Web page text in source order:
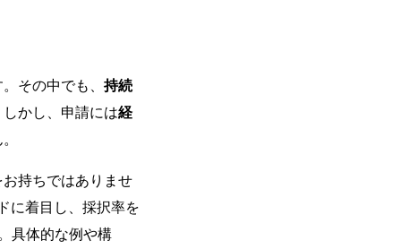
その中でも、 持続
かし、申請には経
持ちではありませ
に着目し、採択率を
具体的な例や構